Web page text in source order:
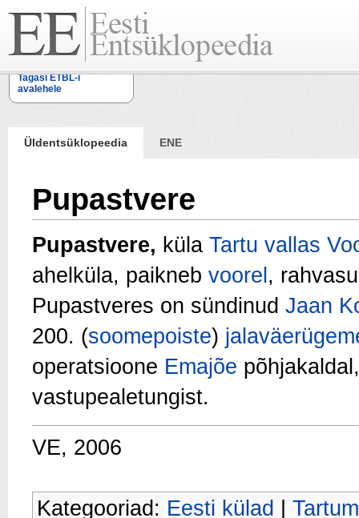
Tagasi ETBL-i
avalehele
Üldentsüklopeedia ENE
Pupastvere
Pupastvere, küla Tartu vallas
ahelküla, paikneb voorel ,
Pupastveres on sündinud Jaan
200. (soomepoiste)
operatsioone Emajõe
vastupealetungist.
VE, 2006
Kategooriad: Eesti külad